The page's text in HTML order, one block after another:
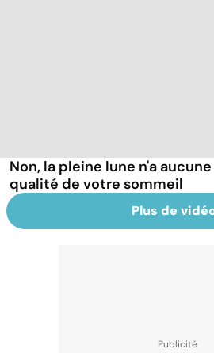
Non, la pleine lune n'a
qualité de votre sommeil
Plus de